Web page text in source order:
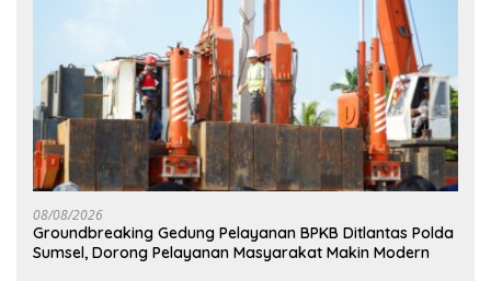
08/08/2026
Groundbreaking Gedung Pelayanan BPKB Ditlantas Polda
Sumsel, Dorong Pelayanan Masyarakat Makin Modern